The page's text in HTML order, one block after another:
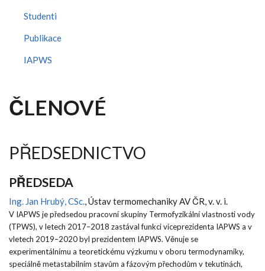
Studenti
Publikace
IAPWS
ČLENOVÉ
PŘEDSEDNICTVO
PŘEDSEDA
Ing. Jan Hrubý, CSc., Ústav termomechaniky AV ČR, v. v. i.
V IAPWS je předsedou pracovní skupiny Termofyzikální vlastnosti vody
(TPWS), v letech 2017–2018 zastával funkci viceprezidenta IAPWS a v
vletech 2019–2020 byl prezidentem IAPWS. Věnuje se
experimentálnímu a teoretickému výzkumu v oboru termodynamiky,
speciálně metastabilním stavům a fázovým přechodům v tekutinách,